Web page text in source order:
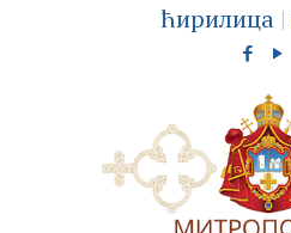
ћирилица |